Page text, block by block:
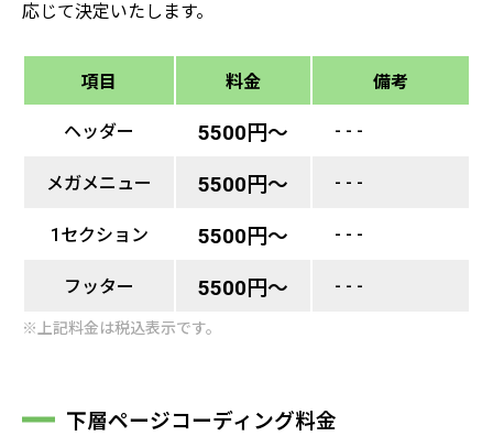
応じて決定いたします。
項目 料金 備考
ヘッダー 5500円〜 - - -
メガメニュー 5500円〜 - - -
1セクション 5500円〜 - - -
フッター 5500円〜 - - -
※上記料金は税込表示です。
下層ページコーディング料金